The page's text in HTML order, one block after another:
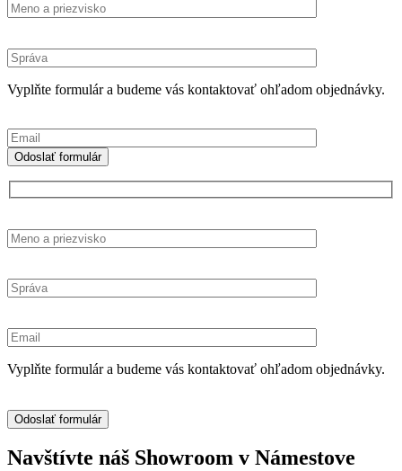
Vyplňte formulár a budeme vás kontaktovať ohľadom objednávky.
Vyplňte formulár a budeme vás kontaktovať ohľadom objednávky.
Navštívte náš Showroom v Námestove